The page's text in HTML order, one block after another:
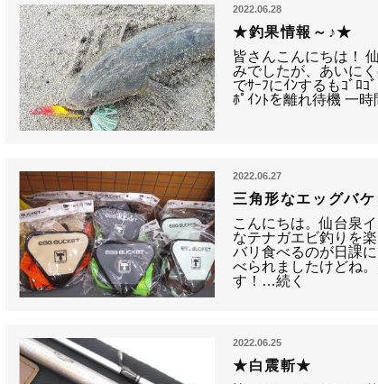
2022.06.28
★釣果情報～♪★
皆さんこんにちは！
みでしたが、あいに
でｻｰﾌにｲﾝするもｺﾞﾛｺ
ﾎﾟｲﾝﾄを離れ待機 一
2022.06.27
三角形なエッグバケ
こんにちは。仙台泉
なテナガエビ釣りを
バリ食べるのが日課
べられましたけどね
す！…続く
2022.06.25
★白震斬★